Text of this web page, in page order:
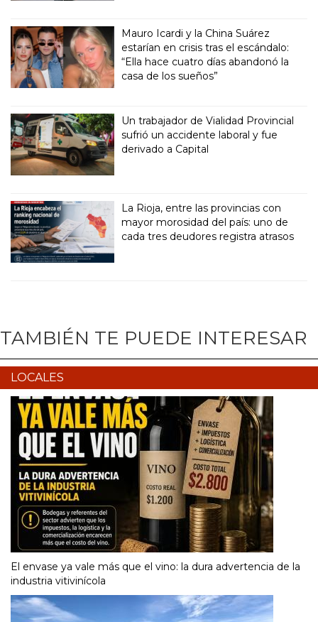
Mauro Icardi y la China Suárez
estarían en crisis tras el escándalo:
“Ella hace cuatro días abandonó la
casa de los sueños”
Un trabajador de Vialidad Provincial
sufrió un accidente laboral y fue
derivado a Capital
La Rioja, entre las provincias con
mayor morosidad del país: uno de
cada tres deudores registra atrasos
TAMBIÉN TE PUEDE INTERESAR
LOCALES
El envase ya vale más que el vino: la dura advertencia de la
industria vitivinícola